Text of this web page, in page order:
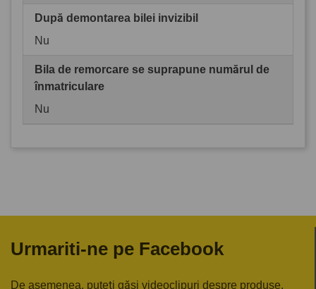
După demontarea bilei invizibil
Nu
Bila de remorcare se suprapune numărul de
înmatriculare
Nu
Urmariti-ne pe Facebook
De asemenea, puteți găsi videoclipuri despre produse,